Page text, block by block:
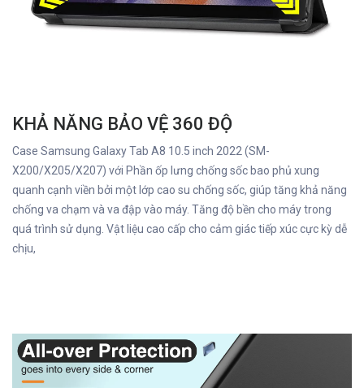
KHẢ NĂNG BẢO VỆ 360 ĐỘ
Case Samsung Galaxy Tab A8 10.5 inch 2022 (SM-
X200/X205/X207) với Phần ốp lưng chống sốc bao phủ xung
quanh cạnh viền bởi một lớp cao su chống sốc, giúp tăng khả năng
chống va chạm và va đập vào máy. Tăng độ bền cho máy trong
quá trình sử dụng. Vật liệu cao cấp cho cảm giác tiếp xúc cực kỳ dễ
chịu,